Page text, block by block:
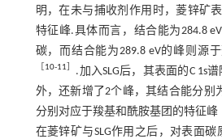
明，在未与捕收剂作用时，菱锌矿
特征峰.具体而言，结合能为284.8
碳，而结合能为289.8 eV的峰则源
［10-11］ .加入SLG后，其表面的C 1s
外，还新增了2个峰，其结合能分别
分别对应于羧基和酰胺基团的特征峰
在菱锌矿与SLG作用之后，对表面碳